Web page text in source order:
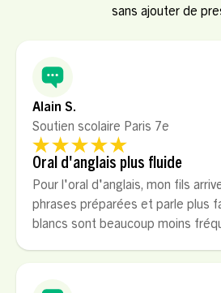
sans ajouter de
Alain S.
Soutien scolaire Paris 7e
Oral d'anglais plus fluide
Pour l'oral d'anglais, mon fils
phrases préparées et parle plus
blancs sont beaucoup moins